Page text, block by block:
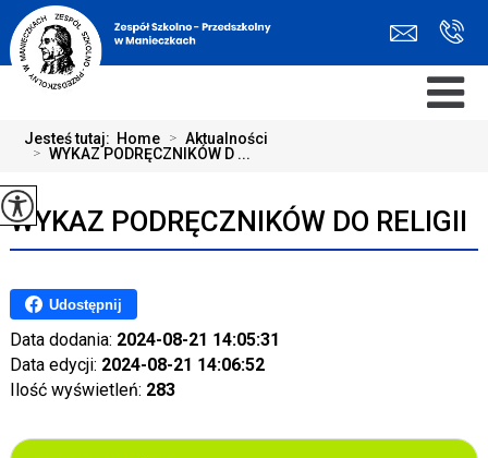
Jesteś tutaj: Home > Aktualności
> WYKAZ PODRĘCZNIKÓW D ...
WYKAZ PODRĘCZNIKÓW DO RELIGII
Udostępnij
Data dodania: 2024-08-21 14:05:31
Data edycji: 2024-08-21 14:06:52
Ilość wyświetleń: 283